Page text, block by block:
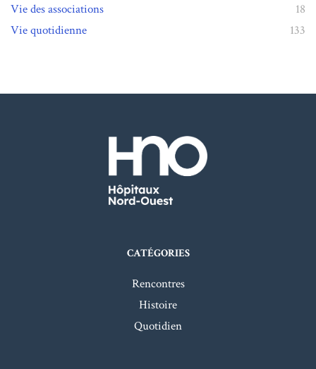
Vie des associations
18
Vie quotidienne
133
CATÉGORIES
Rencontres
Histoire
Quotidien